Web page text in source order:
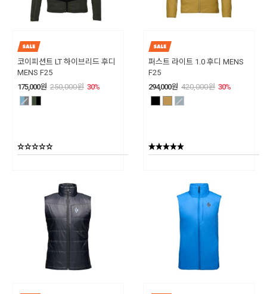
코이피션트 LT 하이브리드 후디
MENS F25
175,000원 250,000원 30%
퍼스트 라이트 1.0 후디 MENS
F25
294,000원 420,000원 30%